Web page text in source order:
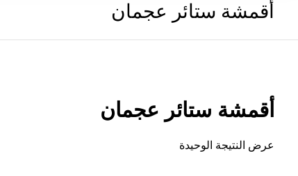
أقمشة ستائر عجمان
أقمشة ستائر عجمان
عرض النتيجة الوحيدة